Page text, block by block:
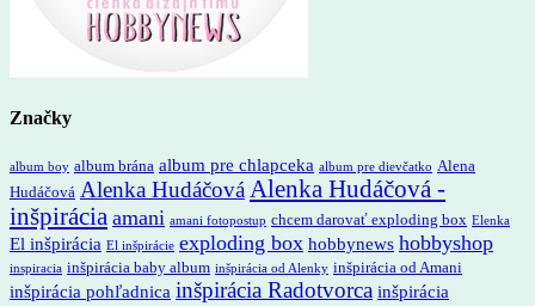
Značky
album boy album brána album pre chlapceka album pre dievčatko Alena
Hudáčová Alenka Hudáčová Alenka Hudáčová -
inšpirácia amani amani fotopostup chcem darovať exploding box Elenka
El inšpirácia El inšpirácie exploding box hobbynews hobbyshop
inspiracia inšpirácia baby album inšpirácia od Alenky inšpirácia od Amani
inšpirácia pohľadnica inšpirácia Radotvorca inšpirácia